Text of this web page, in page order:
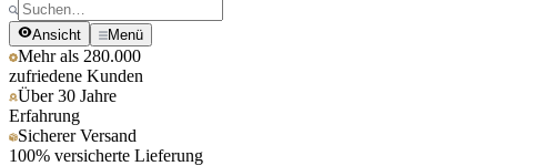
Ansicht Menü
Mehr als 280.000
zufriedene Kunden
Über 30 Jahre
Erfahrung
Sicherer Versand
100% versicherte Lieferung